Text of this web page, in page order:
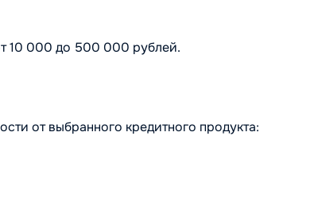
10 000 до 500 000 рублей.
от выбранного кредитного продукта: